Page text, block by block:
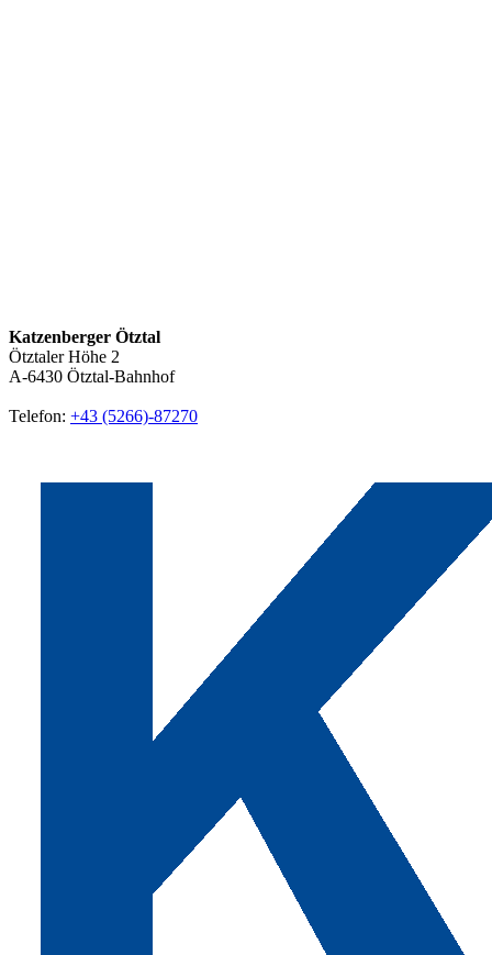
Katzenberger Ötztal
Ötztaler Höhe 2
A-6430 Ötztal-Bahnhof
Telefon: +43 (5266)-87270